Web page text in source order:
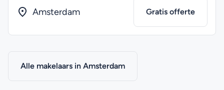
Amsterdam Gratis offerte
Alle makelaars in Amsterdam